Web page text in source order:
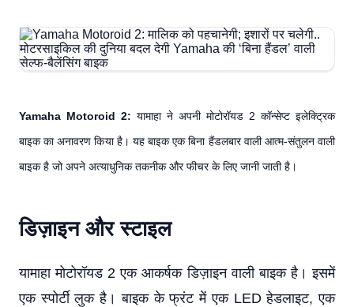
Yamaha Motoroid 2: यामाहा ने अपनी मोटोरॉयड 2 कॉन्सेप्ट इलेक्ट्रिक
बाइक का अनावरण किया है। यह बाइक एक बिना हैंडलबार वाली आत्म-संतुलन वाली
बाइक है जो अपने अत्याधुनिक तकनीक और फीचर के लिए जानी जाती है।
डिज़ाइन और स्टाइल
यामाहा मोटोरॉयड 2 एक आकर्षक डिज़ाइन वाली बाइक है। इसमें
एक स्पोर्टी लुक है। बाइक के फ्रंट में एक LED हेडलाइट, एक